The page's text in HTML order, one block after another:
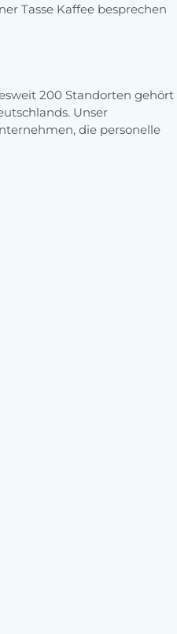
Tasse Kaffee besprechen
200 Standorten gehört
Unser
die personelle